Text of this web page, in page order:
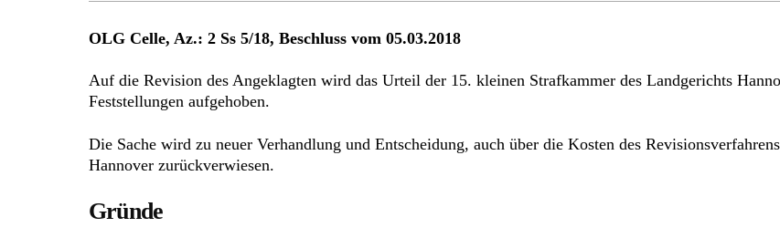
OLG Celle, Az.: 2 Ss 5/18, Beschluss vom 05.03.2018
Auf die Revision des Angeklagten wird das Urteil der 15. kleinen Strafkammer des Landgerichts
Feststellungen aufgehoben.
Die Sache wird zu neuer Verhandlung und Entscheidung, auch über die Kosten des
Hannover zurückverwiesen.
Gründe